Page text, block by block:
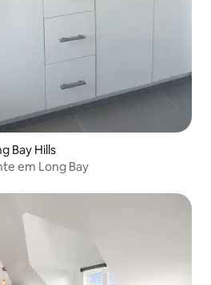
Bay Hills
em Long Bay